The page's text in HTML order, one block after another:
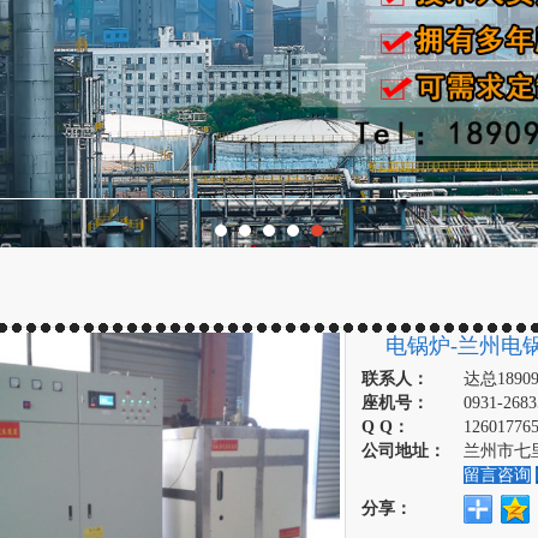
电锅炉-兰州电
联系人：
达总
座机号：
0931-
Q Q：
公司地址：
兰州市七
留言咨询
分享：